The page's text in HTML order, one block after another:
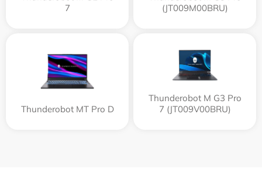
7
(JT009M00BRU)
Thunderobot MT Pro D
Thunderobot M G3 Pro
7 (JT009V00BRU)